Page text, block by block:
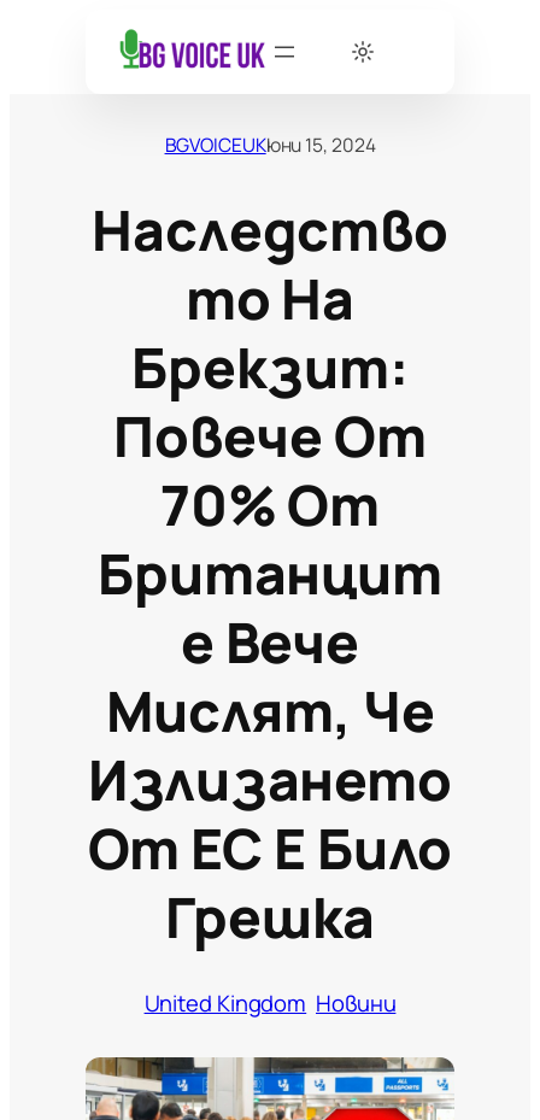
BGVOICEUKюни 15, 2024
Наследство
То На
Брекзит:
Повече От
70% От
Британцит
Е Вече
Мислят, Че
Излизането
От ЕС Е Било
Грешка
United Kingdom Новини